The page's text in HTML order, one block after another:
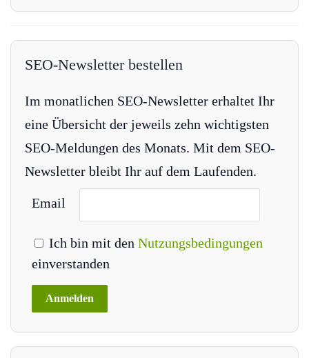
SEO-Newsletter bestellen
Im monatlichen SEO-Newsletter erhaltet Ihr
eine Übersicht der jeweils zehn wichtigsten
SEO-Meldungen des Monats. Mit dem SEO-
Newsletter bleibt Ihr auf dem Laufenden.
Email
Ich bin mit den Nutzungsbedingungen
einverstanden